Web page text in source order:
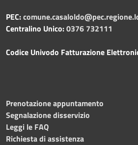
PEC:
Centralino Unico:0376 732111
Codice Univodo Fatturazione
Prenotazione appuntamento
Segnalazione disservizio
Leggi le FAQ
Richiesta di assistenza